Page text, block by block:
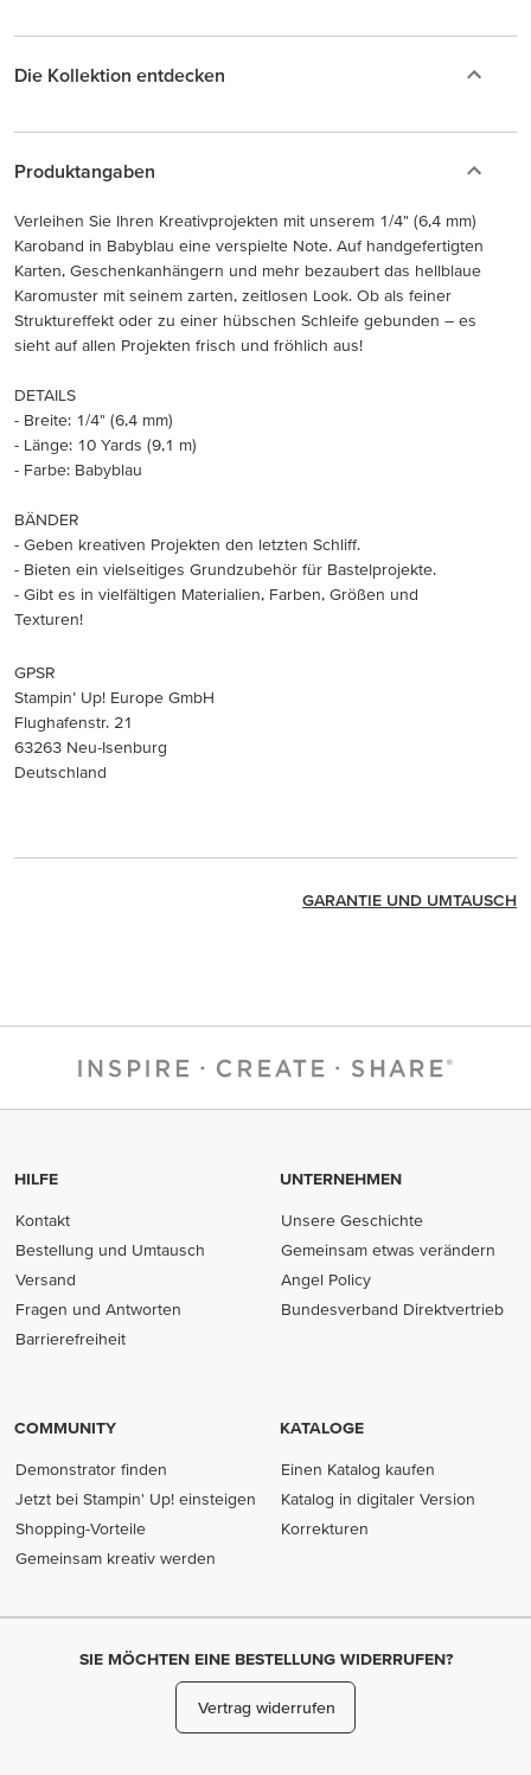
Die Kollektion entdecken
Produktangaben
Verleihen Sie Ihren Kreativprojekten mit unserem 1/4" (6,4 mm)
Karoband in Babyblau eine verspielte Note. Auf handgefertigten
Karten, Geschenkanhängern und mehr bezaubert das hellblaue
Karomuster mit seinem zarten, zeitlosen Look. Ob als feiner
Struktureffekt oder zu einer hübschen Schleife gebunden – es
sieht auf allen Projekten frisch und fröhlich aus!
DETAILS
- Breite: 1/4" (6,4 mm)
- Länge: 10 Yards (9,1 m)
- Farbe: Babyblau
BÄNDER
- Geben kreativen Projekten den letzten Schliff.
- Bieten ein vielseitiges Grundzubehör für Bastelprojekte.
- Gibt es in vielfältigen Materialien, Farben, Größen und
Texturen!
GPSR
Stampin’ Up! Europe GmbH
Flughafenstr. 21
63263 Neu-Isenburg
Deutschland
GARANTIE UND UMTAUSCH
HILFE
Kontakt
Bestellung und Umtausch
Versand
Fragen und Antworten
Barrierefreiheit
UNTERNEHMEN
Unsere Geschichte
Gemeinsam etwas verändern
Angel Policy
Bundesverband Direktvertrieb
COMMUNITY
Demonstrator finden
Jetzt bei Stampin' Up! einsteigen
Shopping-Vorteile
Gemeinsam kreativ werden
KATALOGE
Einen Katalog kaufen
Katalog in digitaler Version
Korrekturen
SIE MÖCHTEN EINE BESTELLUNG WIDERRUFEN?
Vertrag widerrufen